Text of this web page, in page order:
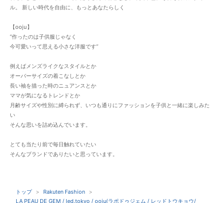
ル。 新しい時代を自由に、もっとあなたらしく
【ooju】
“作ったのは子供服じゃなく
今可愛いって思える小さな洋服です”
例えばメンズライクなスタイルとか
オーバーサイズの着こなしとか
長い袖を描った時のニュアンスとか
ママが気になるトレンドとか
月齢サイズや性別に縛られず、いつも通りにファッションを子供と一緒に楽しみた
い
そんな思いを詰め込んでいます。
とても当たり前で毎日触れていたい
そんなブランドでありたいと思っています。
トップ
Rakuten Fashion
LA PEAU DE GEM / led.tokyo / ooju(ラポドゥジェム / レッドトウキョウ/